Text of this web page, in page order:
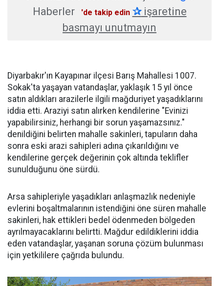
Haberler
'de takip edin ✰işaretine
basmayı unutmayın
Diyarbakır'ın Kayapınar ilçesi Barış Mahallesi 1007.
Sokak'ta yaşayan vatandaşlar, yaklaşık 15 yıl önce
satın aldıkları arazilerle ilgili mağduriyet yaşadıklarını
iddia etti. Araziyi satın alırken kendilerine "Evinizi
yapabilirsiniz, herhangi bir sorun yaşamazsınız."
denildiğini belirten mahalle sakinleri, tapuların daha
sonra eski arazi sahipleri adına çıkarıldığını ve
kendilerine gerçek değerinin çok altında teklifler
sunulduğunu öne sürdü.
Arsa sahipleriyle yaşadıkları anlaşmazlık nedeniyle
evlerini boşaltmalarının istendiğini öne süren mahalle
sakinleri, hak ettikleri bedel ödenmeden bölgeden
ayrılmayacaklarını belirtti. Mağdur edildiklerini iddia
eden vatandaşlar, yaşanan soruna çözüm bulunması
için yetkililere çağrıda bulundu.